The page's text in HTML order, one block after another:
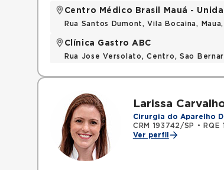
Centro Médico Brasil Mauá -
Rua Santos Dumont, Vila Bocaina, Maua,
Clínica Gastro ABC
Rua Jose Versolato, Centro, Sao
Larissa
Cirurgia do Aparelho
CRM 193742/SP
• RQE
Ver perfil